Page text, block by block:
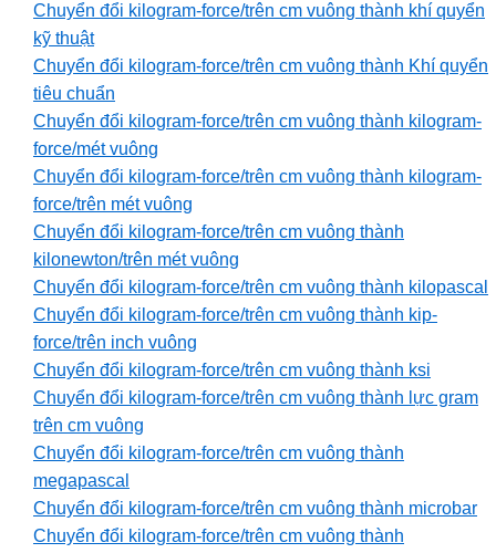
Chuyển đổi kilogram-force/trên cm vuông thành khí quyển
kỹ thuật
Chuyển đổi kilogram-force/trên cm vuông thành Khí quyển
tiêu chuẩn
Chuyển đổi kilogram-force/trên cm vuông thành kilogram-
force/mét vuông
Chuyển đổi kilogram-force/trên cm vuông thành kilogram-
force/trên mét vuông
Chuyển đổi kilogram-force/trên cm vuông thành
kilonewton/trên mét vuông
Chuyển đổi kilogram-force/trên cm vuông thành kilopascal
Chuyển đổi kilogram-force/trên cm vuông thành kip-
force/trên inch vuông
Chuyển đổi kilogram-force/trên cm vuông thành ksi
Chuyển đổi kilogram-force/trên cm vuông thành lực gram
trên cm vuông
Chuyển đổi kilogram-force/trên cm vuông thành
megapascal
Chuyển đổi kilogram-force/trên cm vuông thành microbar
Chuyển đổi kilogram-force/trên cm vuông thành